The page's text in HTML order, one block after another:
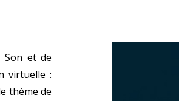
Son et de
virtuelle :
thème de